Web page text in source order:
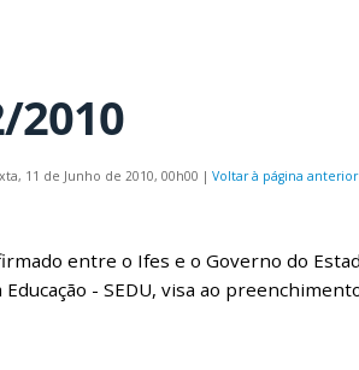
2010
11 de Junho de 2010, 00h00 | Voltar à página anterior
entre o Ifes e o Governo do
Educação - SEDU, visa ao